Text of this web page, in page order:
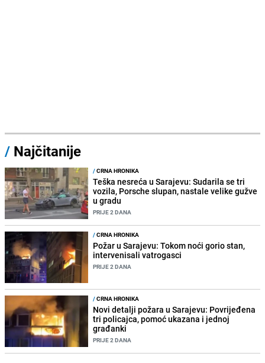
/ Najčitanije
/CRNA HRONIKA
Teška nesreća u Sarajevu: Sudarila se tri
vozila, Porsche slupan, nastale velike gužve
u gradu
PRIJE 2 DANA
/CRNA HRONIKA
Požar u Sarajevu: Tokom noći gorio stan,
intervenisali vatrogasci
PRIJE 2 DANA
/CRNA HRONIKA
Novi detalji požara u Sarajevu: Povrijeđena
tri policajca, pomoć ukazana i jednoj
građanki
PRIJE 2 DANA